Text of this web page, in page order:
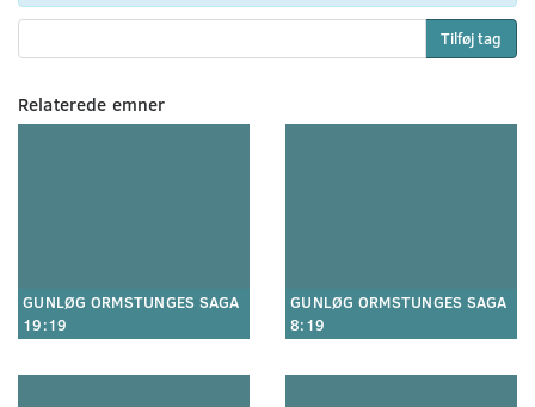
Tilføj tag
Relaterede emner
GUNLØG ORMSTUNGES SAGA
19:19
GUNLØG ORMSTUNGES SAGA
8:19